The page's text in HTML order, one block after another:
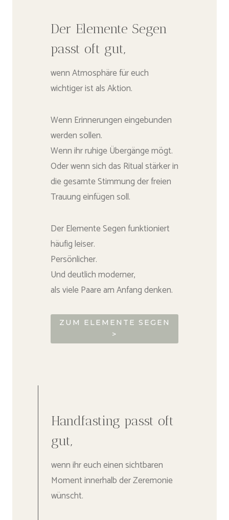
Der Elemente Segen
passt oft gut,
wenn Atmosphäre für euch
wichtiger ist als Aktion.
Wenn Erinnerungen eingebunden
werden sollen.
Wenn ihr ruhige Übergänge mögt.
Oder wenn sich das Ritual stärker in
die gesamte Stimmung der freien
Trauung einfügen soll.
Der Elemente Segen funktioniert
häufig leiser.
Persönlicher.
Und deutlich moderner,
als viele Paare am Anfang denken.
ZUM ELEMENTE SEGEN
>
Handfasting passt oft
gut,
wenn ihr euch einen sichtbaren
Moment innerhalb der Zeremonie
wünscht.